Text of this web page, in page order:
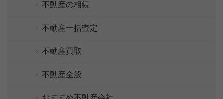
不動産の相続
不動産一括査定
不動産買取
不動産全般